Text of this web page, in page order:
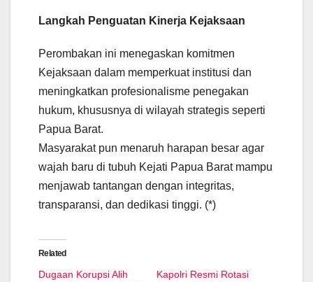
Langkah Penguatan Kinerja Kejaksaan
Perombakan ini menegaskan komitmen
Kejaksaan dalam memperkuat institusi dan
meningkatkan profesionalisme penegakan
hukum, khususnya di wilayah strategis seperti
Papua Barat.
Masyarakat pun menaruh harapan besar agar
wajah baru di tubuh Kejati Papua Barat mampu
menjawab tantangan dengan integritas,
transparansi, dan dedikasi tinggi. (*)
Related
Dugaan Korupsi Alih
Kapolri Resmi Rotasi